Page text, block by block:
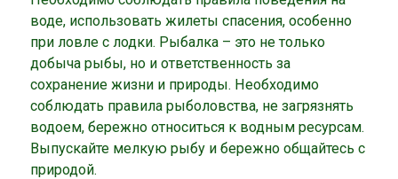
воде, использовать жилеты спасения, особенно
при ловле с лодки. Рыбалка – это не только
добыча рыбы, но и ответственность за
сохранение жизни и природы. Необходимо
соблюдать правила рыболовства, не загрязнять
водоем, бережно относиться к водным ресурсам.
Выпускайте мелкую рыбу и бережно общайтесь с
природой.